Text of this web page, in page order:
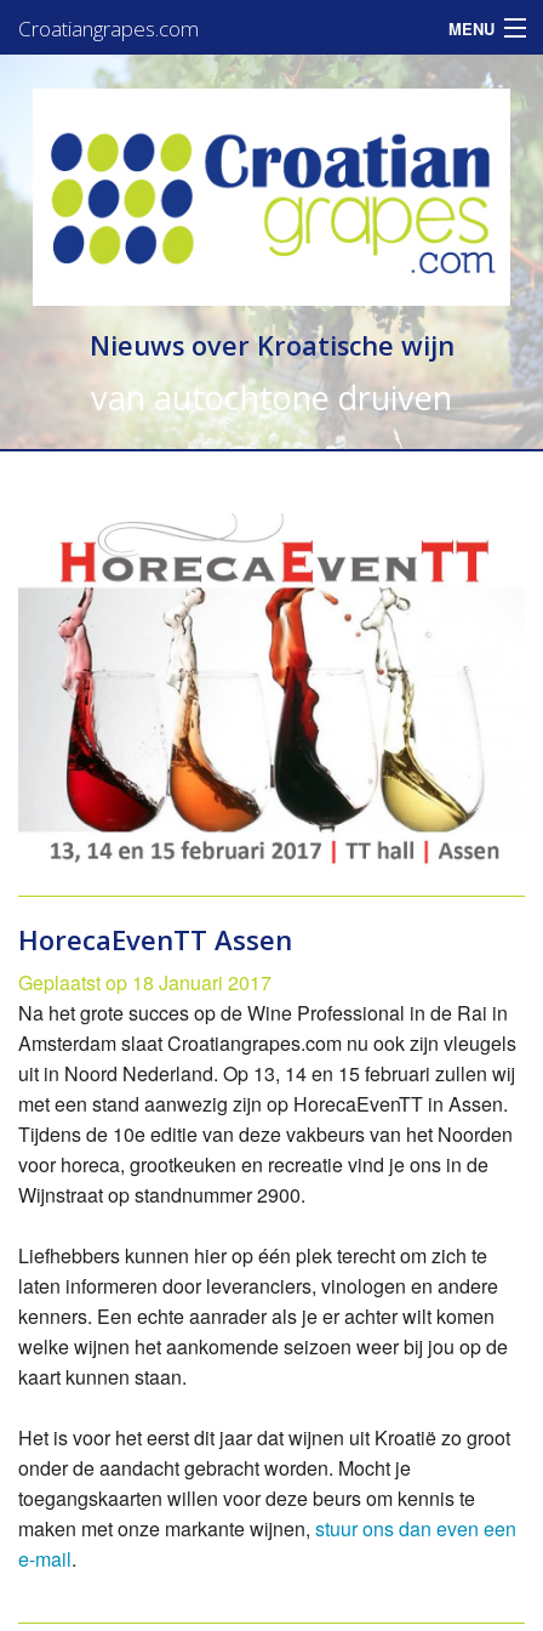
Croatiangrapes.com MENU
Assortiment
Informatie
Zakelijk
Consumenten
Nieuws over Kroatische wijn
van autochtone druiven
HorecaEvenTT Assen
Geplaatst op 18 Januari 2017
Na het grote succes op de Wine Professional in de Rai in
Amsterdam slaat Croatiangrapes.com nu ook zijn vleugels
uit in Noord Nederland. Op 13, 14 en 15 februari zullen wij
met een stand aanwezig zijn op HorecaEvenTT in Assen.
Tijdens de 10e editie van deze vakbeurs van het Noorden
voor horeca, grootkeuken en recreatie vind je ons in de
Wijnstraat op standnummer 2900.
Liefhebbers kunnen hier op één plek terecht om zich te
laten informeren door leveranciers, vinologen en andere
kenners. Een echte aanrader als je er achter wilt komen
welke wijnen het aankomende seizoen weer bij jou op de
kaart kunnen staan.
Het is voor het eerst dit jaar dat wijnen uit Kroatië zo groot
onder de aandacht gebracht worden. Mocht je
toegangskaarten willen voor deze beurs om kennis te
maken met onze markante wijnen,stuur ons dan even een
e-mail.